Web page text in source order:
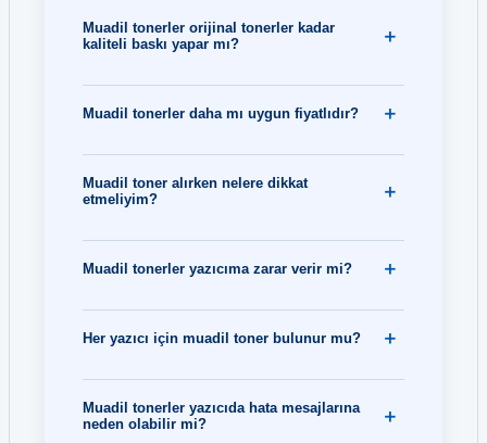
Muadil tonerler orijinal tonerler kadar
kaliteli baskı yapar mı?
Muadil tonerler daha mı uygun fiyatlıdır?
Muadil toner alırken nelere dikkat
etmeliyim?
Muadil tonerler yazıcıma zarar verir mi?
Her yazıcı için muadil toner bulunur mu?
Muadil tonerler yazıcıda hata mesajlarına
neden olabilir mi?